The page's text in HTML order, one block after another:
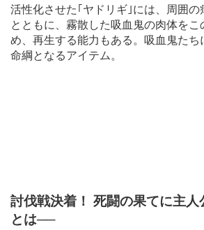
活性化させた｢ヤドリギ｣には、周囲
とともに、霧散した吸血鬼の肉体を
め、再生する能力もある。吸血鬼た
命綱となるアイテム。
討伐戦決着！ 死闘の果てに主
とは──